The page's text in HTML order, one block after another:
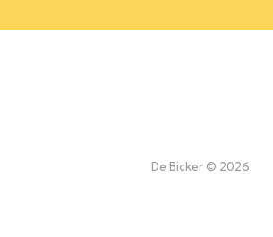
De Bicker © 2026